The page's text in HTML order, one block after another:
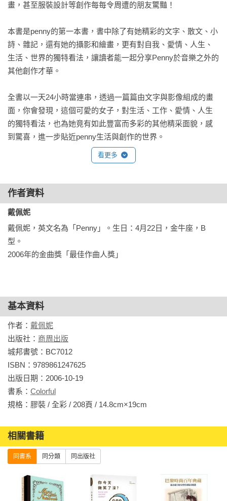
畫，甚至服裝設計等創作每每令周遭的朋友驚豔！
本書是penny的第一本書，書中除了有她精彩的文字、散文、小
詩、雜記，還有她的攝影和繪畫，更有對自我、愛情、人生、
生活、世界的獨特看法，讓讀者能一起分享Penny於音樂之外的
其他創作才華。
全書以一天24小時當連串，透過一篇篇由文字與影像組成的畫
面，你會發現，這個可愛的女子，對生活、工作、愛情、人生
的獨特看法，也為她竟有如此豐富而多彩的其他精采面貌，感
到驚喜，進一步貼近penny生活與創作的世界。
也許你很喜歡她的音樂，也或許你還不認識她，但無論如何，
看更多
作者資料
戴佩妮
戴佩妮，英文名為「Penny」。生日：4月22日，金牛座，B
型。
2006年的金曲獎「最佳作曲人獎」
基本資料
作者： 戴佩妮
出版社： 商周出版
城邦書號：BC7012
ISBN：9789861247625
出版日期：2006-10-19
書系： Colorful
規格：膠裝 / 全彩 / 208頁 / 14.8cm×19cm
相關書籍
同書系 同分類 同出版社